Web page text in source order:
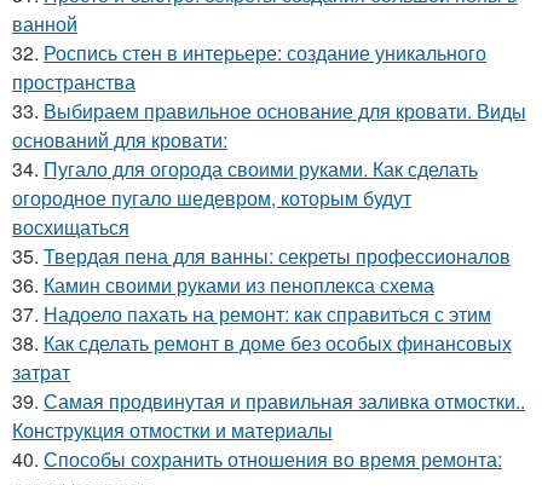
ванной
32. Роспись стен в интерьере: создание уникального
пространства
33. Выбираем правильное основание для кровати. Виды
оснований для кровати:
34. Пугало для огорода своими руками. Как сделать
огородное пугало шедевром, которым будут
восхищаться
35. Твердая пена для ванны: секреты профессионалов
36. Камин своими руками из пеноплекса схема
37. Надоело пахать на ремонт: как справиться с этим
38. Как сделать ремонт в доме без особых финансовых
затрат
39. Самая продвинутая и правильная заливка отмостки..
Конструкция отмостки и материалы
40. Способы сохранить отношения во время ремонта: